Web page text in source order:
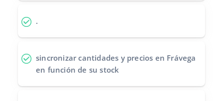
.
sincronizar cantidades y precios en Frávega
en función de su stock